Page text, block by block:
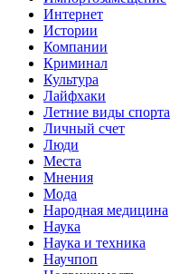
Интернет
Истории
Компании
Криминал
Культура
Лайфхаки
Летние виды спорта
Личный счет
Люди
Места
Мнения
Мода
Народная медицина
Наука
Наука и техника
Научпоп